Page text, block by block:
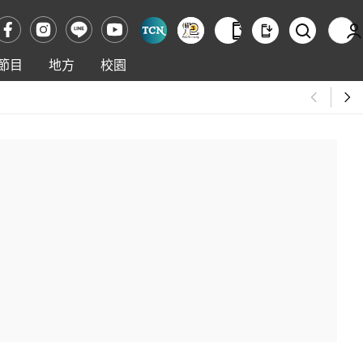
目 地方 校園